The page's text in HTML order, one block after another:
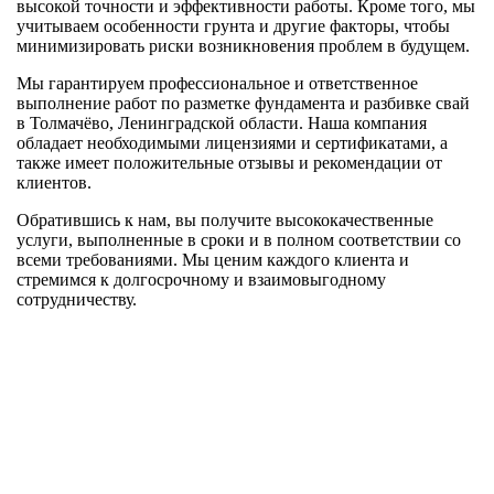
высокой точности и эффективности работы. Кроме того, мы
учитываем особенности грунта и другие факторы, чтобы
минимизировать риски возникновения проблем в будущем.
Мы гарантируем профессиональное и ответственное
выполнение работ по разметке фундамента и разбивке свай
в Толмачёво, Ленинградской области. Наша компания
обладает необходимыми лицензиями и сертификатами, а
также имеет положительные отзывы и рекомендации от
клиентов.
Обратившись к нам, вы получите высококачественные
услуги, выполненные в сроки и в полном соответствии со
всеми требованиями. Мы ценим каждого клиента и
стремимся к долгосрочному и взаимовыгодному
сотрудничеству.